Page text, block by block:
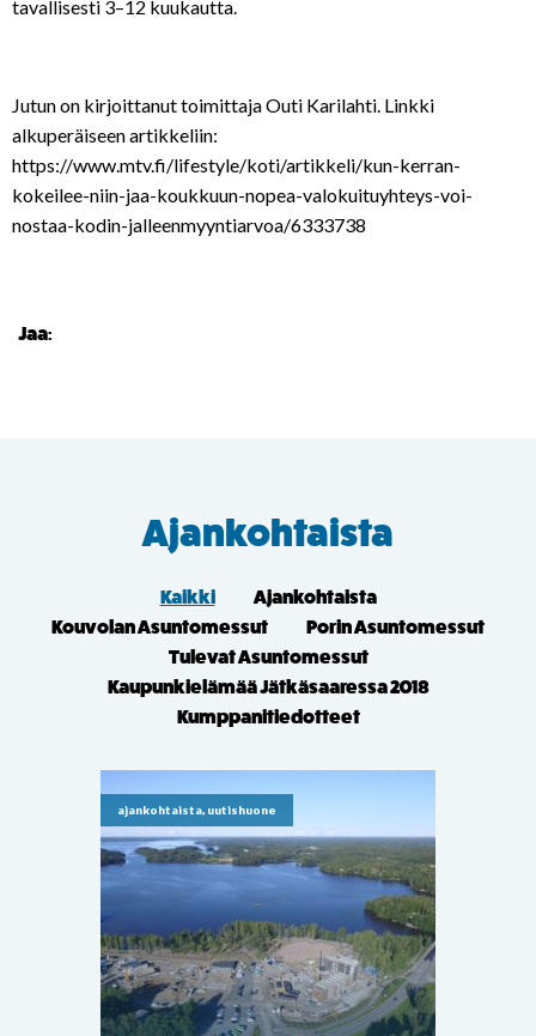
tavallisesti 3–12 kuukautta.
Jutun on kirjoittanut toimittaja Outi Karilahti. Linkki
alkuperäiseen artikkeliin:
https://www.mtv.fi/lifestyle/koti/artikkeli/kun-kerran-
kokeilee-niin-jaa-koukkuun-nopea-valokuituyhteys-voi-
nostaa-kodin-jalleenmyyntiarvoa/6333738
Jaa:
Ajankohtaista
Kaikki
Ajankohtaista
Kouvolan Asuntomessut
Porin Asuntomessut
Tulevat Asuntomessut
Kaupunkielämää Jätkäsaaressa 2018
Kumppanitiedotteet
ajankohtaista, uutishuone